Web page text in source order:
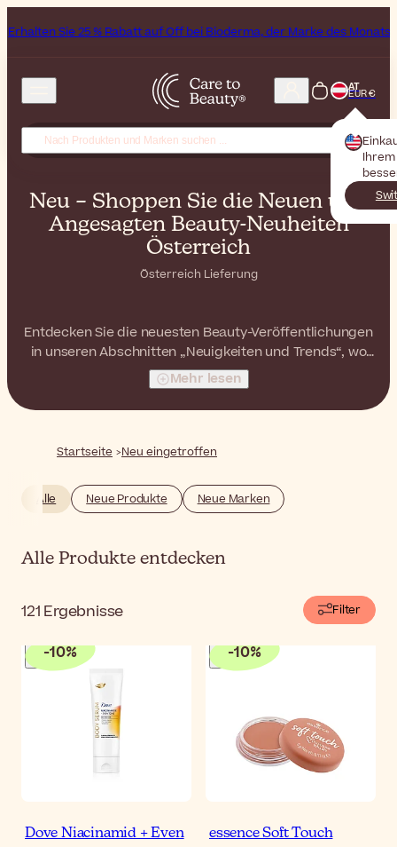
Rabatt auf Off bei Bioderma, der Marke des Monats All Beauty
AT
EUR €
Neu – Shoppen Sie die Neuen und
Angesagten Beauty-Neuheiten
Österreich
Österreich Lieferung
Entdecken Sie die neuesten Beauty-Veröffentlichungen
in unseren Abschnitten „Neuigkeiten und Trends“, wo
Sie eine kuratierte Auswahl an Marken und Produkten
Care to Beautyund der Beauty-Welt
im Allgemeinen sind. Mit unserer Sammlung neuer
neuesten Beauty-Trends auf dem Laufenden zu bleiben.
Mehr lesen
Startseite Neu eingetroffen
Alle Neue Produkte Neue Marken
Alle Produkte entdecken
121 Ergebnisse Filter
-10%
Dove Niacinamid + Even
-10%
essence Soft Touch